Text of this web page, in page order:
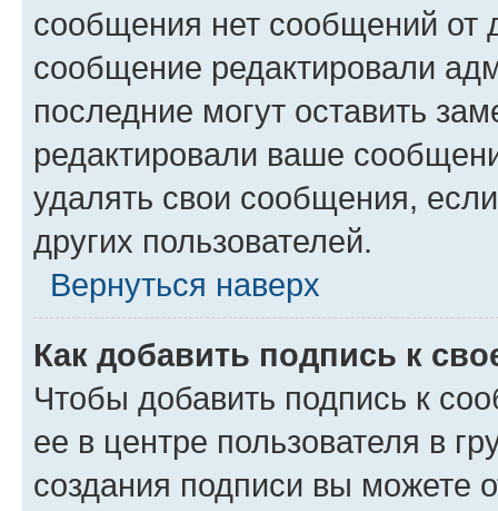
сообщения нет сообщений от
сообщение редактировали
последние могут оставить
редактировали ваше
удалять свои сообщения,
других пользователей.
Вернуться наверх
Как добавить подпись к
Чтобы добавить подпись к
ее в центре пользователя в
создания подписи вы можете